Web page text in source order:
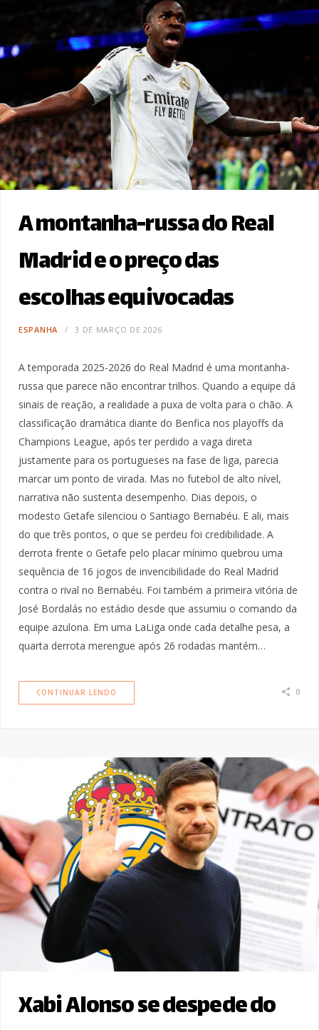
A montanha-russa do Real
Madrid e o preço das
escolhas equivocadas
ESPANHA 3 DE MARÇO DE 2026
A temporada 2025-2026 do Real Madrid é uma montanha-
russa que parece não encontrar trilhos. Quando a equipe dá
sinais de reação, a realidade a puxa de volta para o chão. A
classificação dramática diante do Benfica nos playoffs da
Champions League, após ter perdido a vaga direta
justamente para os portugueses na fase de liga, parecia
marcar um ponto de virada. Mas no futebol de alto nível,
narrativa não sustenta desempenho. Dias depois, o
modesto Getafe silenciou o Santiago Bernabéu. E ali, mais
do que três pontos, o que se perdeu foi credibilidade. A
derrota frente o Getafe pelo placar mínimo quebrou uma
sequência de 16 jogos de invencibilidade do Real Madrid
contra o rival no Bernabéu. Foi também a primeira vitória de
José Bordalás no estádio desde que assumiu o comando da
equipe azulona. Em uma LaLiga onde cada detalhe pesa, a
quarta derrota merengue após 26 rodadas mantém…
CONTINUAR LENDO 0
Xabi Alonso se despede do